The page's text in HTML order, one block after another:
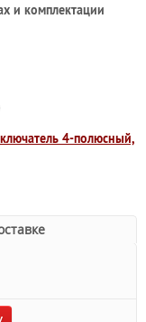
и комплектации
4-полюсный,